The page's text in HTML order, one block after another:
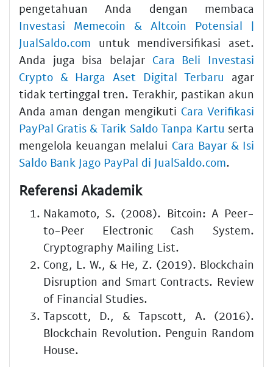
pengetahuan Anda dengan membaca
Investasi Memecoin & Altcoin Potensial |
JualSaldo.com untuk mendiversifikasi aset.
Anda juga bisa belajar Cara Beli Investasi
Crypto & Harga Aset Digital Terbaru
agar
tidak tertinggal tren. Terakhir, pastikan akun
Anda aman dengan mengikuti Cara Verifikasi
PayPal Gratis & Tarik Saldo Tanpa Kartu serta
mengelola keuangan melalui Cara Bayar & Isi
Saldo Bank Jago PayPal di JualSaldo.com.
Referensi Akademik
Nakamoto, S. (2008). Bitcoin: A Peer-
to-Peer Electronic Cash System.
Cryptography Mailing List.
Cong, L. W., & He, Z. (2019). Blockchain
Disruption and Smart Contracts. Review
of Financial Studies.
Tapscott, D., & Tapscott, A. (2016).
Blockchain Revolution. Penguin Random
House.